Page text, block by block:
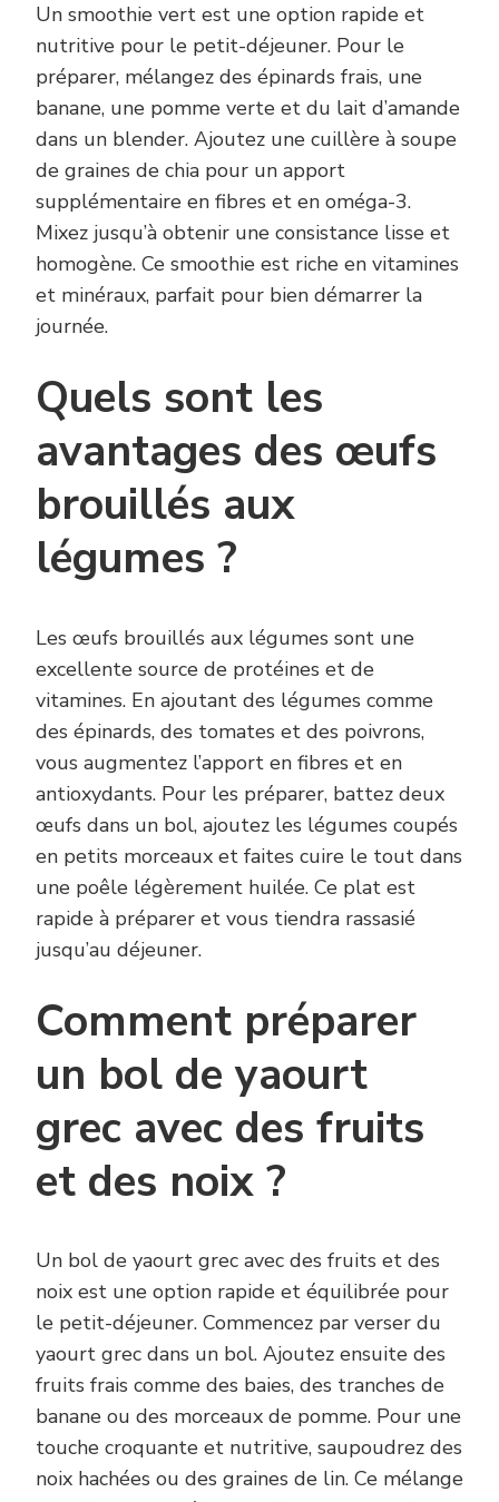
Un smoothie vert est une option rapide et
nutritive pour le petit-déjeuner. Pour le
préparer, mélangez des épinards frais, une
banane, une pomme verte et du lait d’amande
dans un blender. Ajoutez une cuillère à soupe
de graines de chia pour un apport
supplémentaire en fibres et en oméga-3.
Mixez jusqu’à obtenir une consistance lisse et
homogène. Ce smoothie est riche en vitamines
et minéraux, parfait pour bien démarrer la
journée.
Quels sont les
avantages des œufs
brouillés aux
légumes ?
Les œufs brouillés aux légumes sont une
excellente source de protéines et de
vitamines. En ajoutant des légumes comme
des épinards, des tomates et des poivrons,
vous augmentez l’apport en fibres et en
antioxydants. Pour les préparer, battez deux
œufs dans un bol, ajoutez les légumes coupés
en petits morceaux et faites cuire le tout dans
une poêle légèrement huilée. Ce plat est
rapide à préparer et vous tiendra rassasié
jusqu’au déjeuner.
Comment préparer
un bol de yaourt
grec avec des fruits
et des noix ?
Un bol de yaourt grec avec des fruits et des
noix est une option rapide et équilibrée pour
le petit-déjeuner. Commencez par verser du
yaourt grec dans un bol. Ajoutez ensuite des
fruits frais comme des baies, des tranches de
banane ou des morceaux de pomme. Pour une
touche croquante et nutritive, saupoudrez des
noix hachées ou des graines de lin. Ce mélange